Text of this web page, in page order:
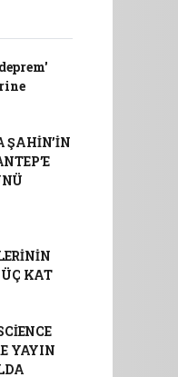
ŞAHİN’İN
KAT
YAYIN